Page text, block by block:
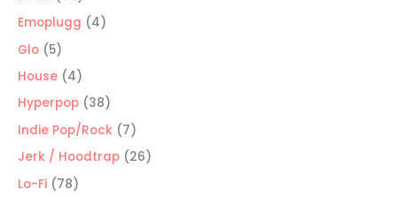
productos
Emoplugg 44
Glo 55
productos
House 44
productos
Hyperpop 3838
productos
Indie Pop/Rock 77
productos
Jerk / Hoodtrap 2626
Lo-Fi 7878